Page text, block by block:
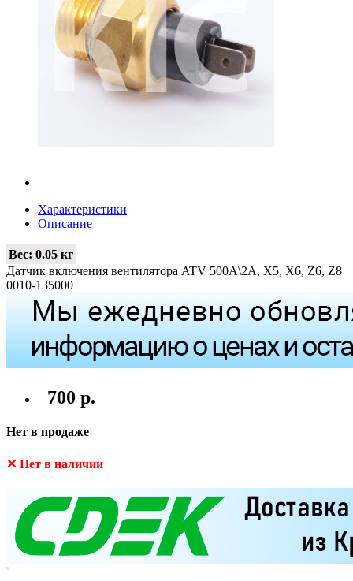
Характеристики
Описание
Вес: 0.05 кг
Датчик включения вентилятора ATV 500A\2A, X5, X6, Z6, Z8
0010-135000
700 р.
Нет в продаже
✕ Нет в наличии